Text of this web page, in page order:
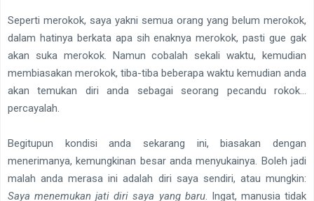
Seperti merokok, saya yakni semua orang yang belum merokok,
dalam hatinya berkata apa sih enaknya merokok, pasti gue gak
akan suka merokok. Namun cobalah sekali waktu, kemudian
membiasakan merokok, tiba-tiba beberapa waktu kemudian anda
akan temukan diri anda sebagai seorang pecandu rokok…
percayalah.
Begitupun kondisi anda sekarang ini, biasakan dengan
menerimanya, kemungkinan besar anda menyukainya. Boleh jadi
malah anda merasa ini adalah diri saya sendiri, atau mungkin:
Saya menemukan jati diri saya yang baru. Ingat, manusia tidak